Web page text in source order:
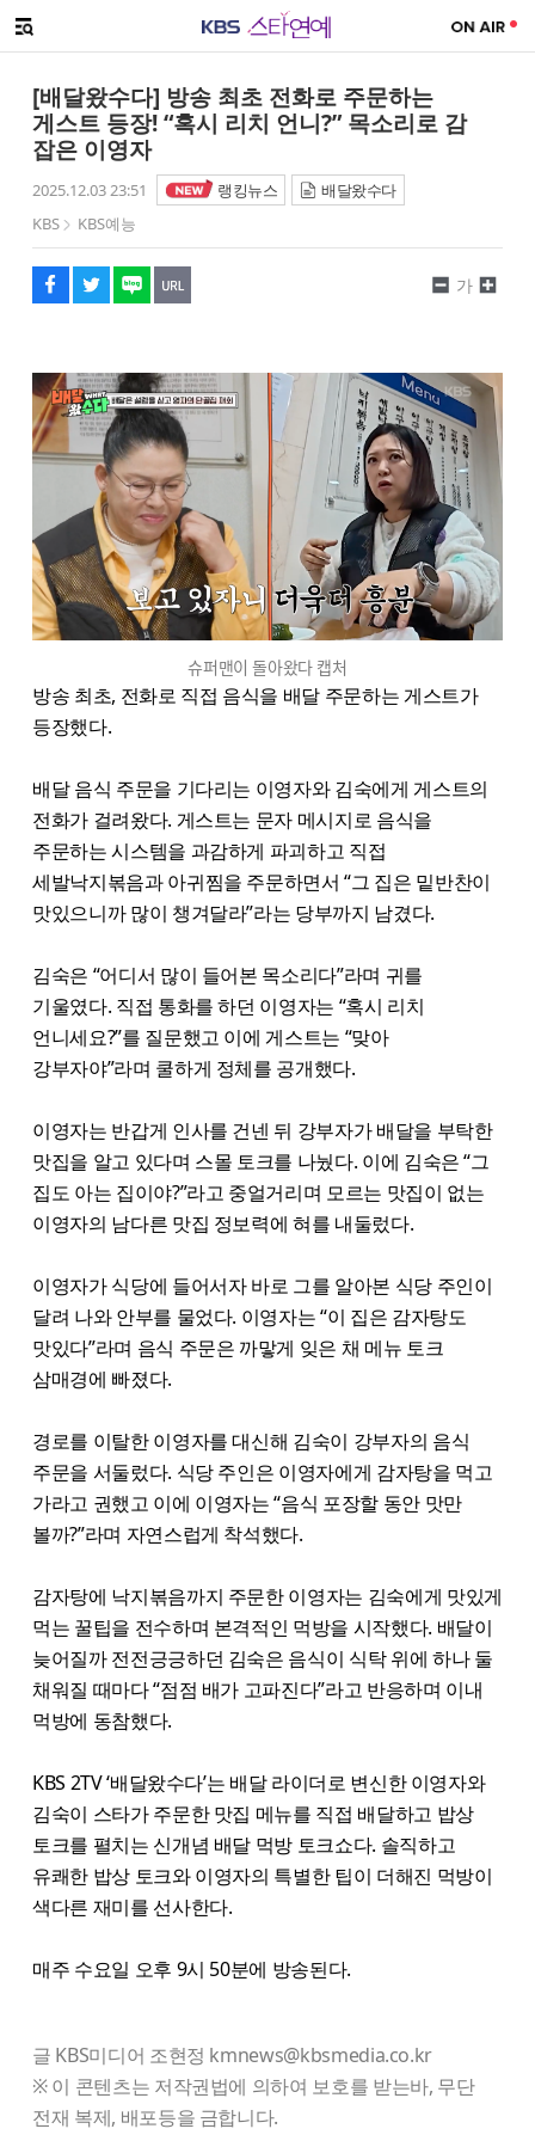
메뉴 열기
[배달왔수다] 방송 최초 전화로 주문하는
게스트 등장! “혹시 리치 언니?” 목소리로 감
잡은 이영자
2025.12.03 23:51 랭킹뉴스
배달왔수다
KBS
KBS예능
페이스북
트위터
네이버
URL복사
글씨 작게보기
가
글씨 크게보기
슈퍼맨이 돌아왔다 캡처
방송 최초, 전화로 직접 음식을 배달 주문하는 게스트가
등장했다.
배달 음식 주문을 기다리는 이영자와 김숙에게 게스트의
전화가 걸려왔다. 게스트는 문자 메시지로 음식을
주문하는 시스템을 과감하게 파괴하고 직접
세발낙지볶음과 아귀찜을 주문하면서 “그 집은 밑반찬이
맛있으니까 많이 챙겨달라”라는 당부까지 남겼다.
김숙은 “어디서 많이 들어본 목소리다”라며 귀를
기울였다. 직접 통화를 하던 이영자는 “혹시 리치
언니세요?”를 질문했고 이에 게스트는 “맞아
강부자야”라며 쿨하게 정체를 공개했다.
이영자는 반갑게 인사를 건넨 뒤 강부자가 배달을 부탁한
맛집을 알고 있다며 스몰 토크를 나눴다. 이에 김숙은 “그
집도 아는 집이야?”라고 중얼거리며 모르는 맛집이 없는
이영자의 남다른 맛집 정보력에 혀를 내둘렀다.
이영자가 식당에 들어서자 바로 그를 알아본 식당 주인이
달려 나와 안부를 물었다. 이영자는 “이 집은 감자탕도
맛있다”라며 음식 주문은 까맣게 잊은 채 메뉴 토크
삼매경에 빠졌다.
경로를 이탈한 이영자를 대신해 김숙이 강부자의 음식
주문을 서둘렀다. 식당 주인은 이영자에게 감자탕을 먹고
가라고 권했고 이에 이영자는 “음식 포장할 동안 맛만
볼까?”라며 자연스럽게 착석했다.
감자탕에 낙지볶음까지 주문한 이영자는 김숙에게 맛있게
먹는 꿀팁을 전수하며 본격적인 먹방을 시작했다. 배달이
늦어질까 전전긍긍하던 김숙은 음식이 식탁 위에 하나 둘
채워질 때마다 “점점 배가 고파진다”라고 반응하며 이내
먹방에 동참했다.
KBS 2TV ‘배달왔수다’는 배달 라이더로 변신한 이영자와
김숙이 스타가 주문한 맛집 메뉴를 직접 배달하고 밥상
토크를 펼치는 신개념 배달 먹방 토크쇼다. 솔직하고
유쾌한 밥상 토크와 이영자의 특별한 팁이 더해진 먹방이
색다른 재미를 선사한다.
매주 수요일 오후 9시 50분에 방송된다.
글 KBS미디어 조현정 kmnews@kbsmedia.co.kr
※ 이 콘텐츠는 저작권법에 의하여 보호를 받는바, 무단
전재 복제, 배포등을 금합니다.